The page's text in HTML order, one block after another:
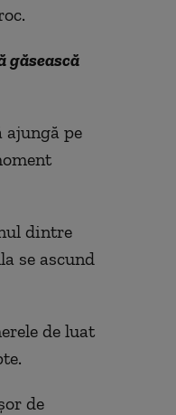
găsească
pe
dintre
se ascund
de luat
de